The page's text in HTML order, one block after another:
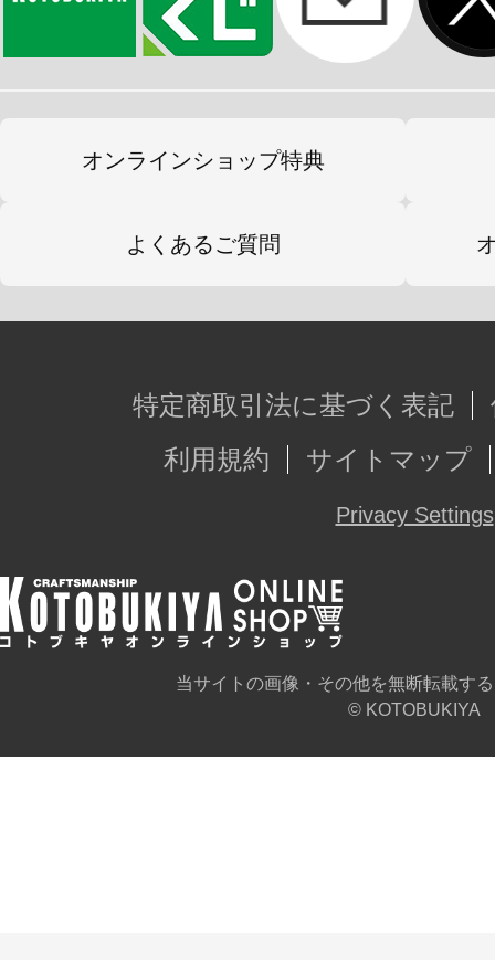
オンラインショップ特典
よくあるご質問
特定商取引法に基づく表記
利用規約
サイトマップ
Privacy Settings
当サイトの画像・その他を無断転載す
© KOTOBUKIYA